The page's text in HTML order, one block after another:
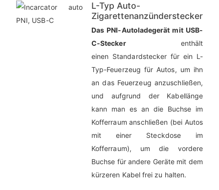
L-Typ Auto-
Zigarettenanzünderstecker
Das PNI-Autoladegerät mit USB-
C-Stecker enthält
einen Standardstecker für ein L-
Typ-Feuerzeug für Autos, um ihn
an das Feuerzeug anzuschließen,
und aufgrund der Kabellänge
kann man es an die Buchse im
Kofferraum anschließen (bei Autos
mit einer Steckdose im
Kofferraum), um die vordere
Buchse für andere Geräte mit dem
kürzeren Kabel frei zu halten.